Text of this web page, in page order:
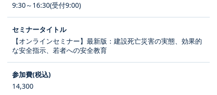
9:30～16:30(受付9:00)
【オンラインセミナー】最新版：建設死亡災害の実態、効果的
な安全指示、若者への安全教育
14,300